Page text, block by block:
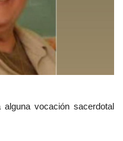
vocación sacerdotal